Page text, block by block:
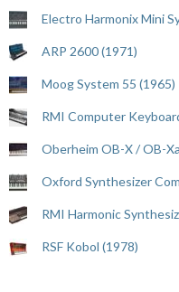
Electro Harmonix Mini
ARP 2600 (1971)
Moog System 55 (1965)
RMI Computer
Oberheim OB-X / OB-
Oxford Synthesizer
RMI Harmonic
RSF Kobol (1978)